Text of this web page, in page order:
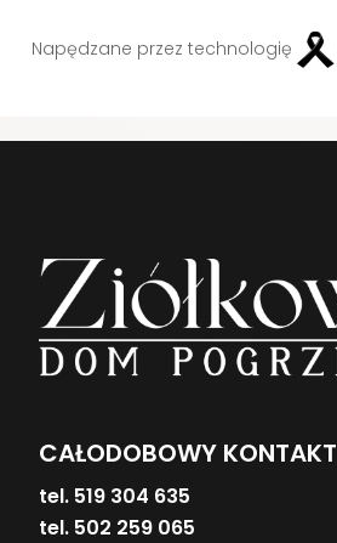
Napędzane przez technologię
CAŁODOBOWY KONTAKT
tel. 519 304 635
tel. 502 259 065